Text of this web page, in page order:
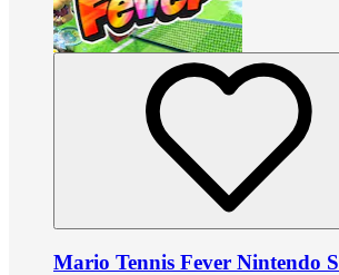
Mario Tennis Fever Nintendo